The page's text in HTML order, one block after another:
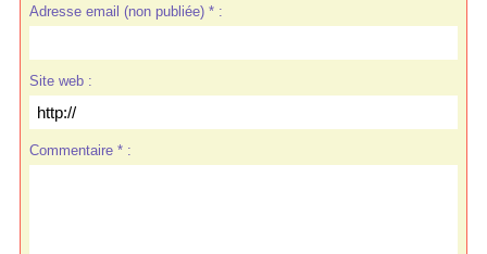
Adresse email (non publiée) * :
Site web :
Commentaire * :